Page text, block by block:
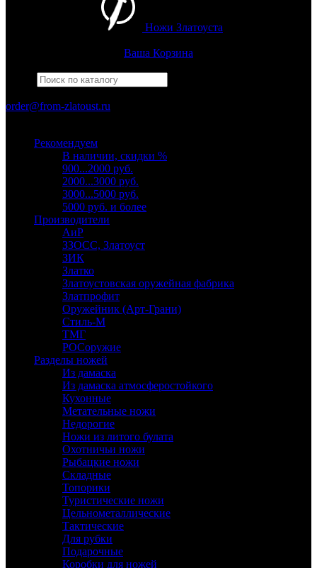
Ножи Златоуста
Ваша Корзина
order@from-zlatoust.ru
Рекомендуем
В наличии, скидки %
900...2000 руб.
2000...3000 руб.
3000...5000 руб.
5000 руб. и более
Производители
АиР
ЗЗОСС, Златоуст
ЗИК
Златко
Златоустовская оружейная фабрика
Златпрофит
Оружейник (Арт-Грани)
Стиль-М
ТМГ
РОСоружие
Разделы ножей
Из дамаска
Из дамаска атмосферостойкого
Кухонные
Метательные ножи
Недорогие
Ножи из литого булата
Охотничьи ножи
Рыбацкие ножи
Складные
Топорики
Туристические ножи
Цельнометаллические
Тактические
Для рубки
Подарочные
Коробки для ножей